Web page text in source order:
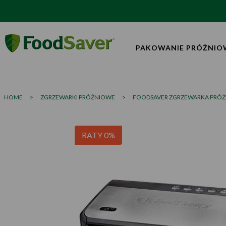
PAKOWANIE
HOME > ZGRZEWARKI PRÓŻNIOWE > FOODSAVER ZGRZEWARKA
RATY 0%